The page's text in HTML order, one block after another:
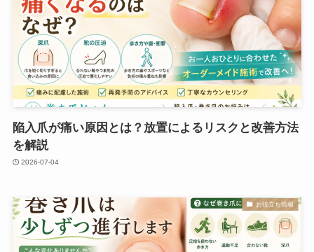
陥入爪が痛い原因とは？放置によるリスクと改善方法
を解説
2026-07-04
お役立ち情報